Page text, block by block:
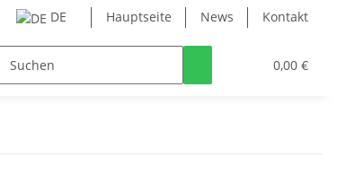
DE Hauptseite News Kontakt
0,00 €